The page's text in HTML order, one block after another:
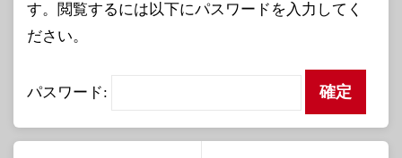
す。閲覧するには以下にパスワードを入力してく
ださい。
パスワード: